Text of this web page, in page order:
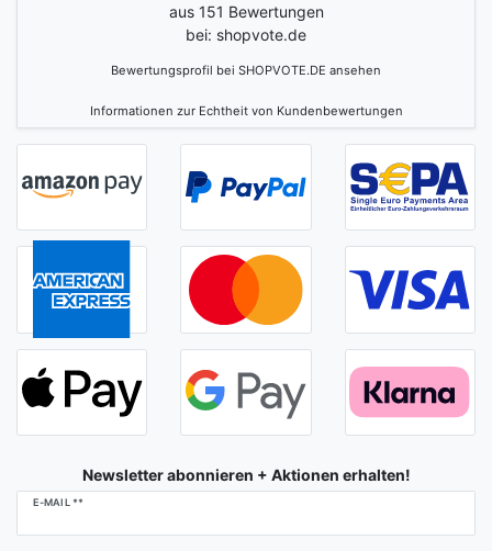
aus 151 Bewertungen
bei: shopvote.de
Bewertungsprofil bei SHOPVOTE.DE ansehen
Informationen zur Echtheit von Kundenbewertungen
Newsletter abonnieren + Aktionen erhalten!
E-MAIL **
Newsletter